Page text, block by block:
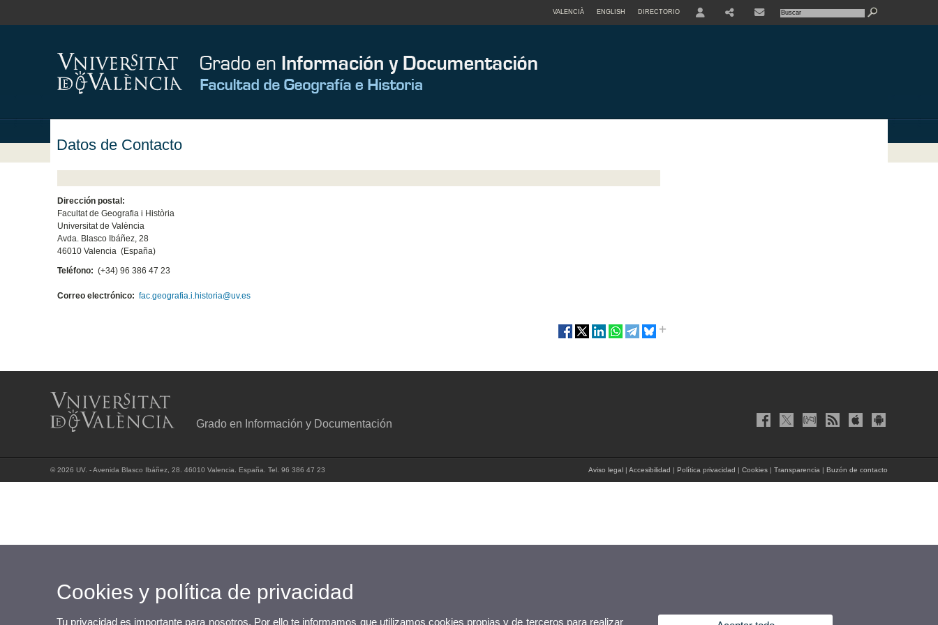
VALENCIÀ ENGLISH DIRECTORIO
Datos de Contacto
Dirección postal:
Facultat de Geografia i Història
Universitat de València
Avda. Blasco Ibáñez, 28
46010 Valencia (España)
Teléfono: (+34) 96 386 47 23
Correo electrónico: fac.geografia.i.historia@uv.es
Grado en Información y Documentación
© 2026 UV. - Avenida Blasco Ibáñez, 28. 46010 Valencia. España. Tel. 96 386 47 23 Aviso legal | Accesibilidad | Política privacidad | Cookies | Transparencia | Buzón de contacto
Cookies y política de privacidad
Tu privacidad es importante para nosotros. Por ello te informamos que utilizamos cookies propias y de terceros para realizar